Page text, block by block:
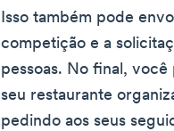
Isso também pode
competição e a
pessoas. No final,
seu restaurante
pedindo aos seus